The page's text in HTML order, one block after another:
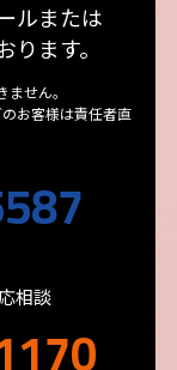
ルまたは
ます。
せん。
お客様は責任者直
相談